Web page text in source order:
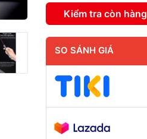
Kiểm tra còn hàng
SO SÁNH GIÁ